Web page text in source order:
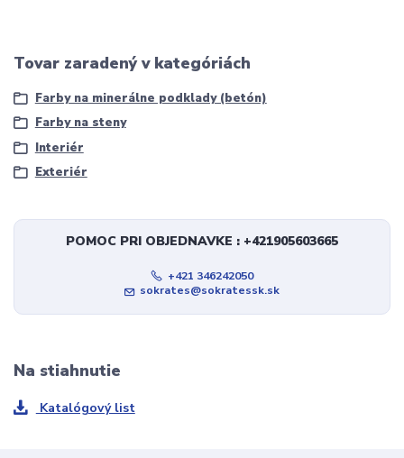
Tovar zaradený v kategóriách
Farby na minerálne podklady (betón)
Farby na steny
Interiér
Exteriér
POMOC PRI OBJEDNAVKE : +421905603665
+421 346242050
sokrates@sokratessk.sk
Na stiahnutie
Katalógový list